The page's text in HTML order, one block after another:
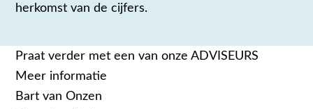
herkomst van de cijfers.
Praat verder met een van onze ADVISEURS
Meer informatie
Bart van Onzen